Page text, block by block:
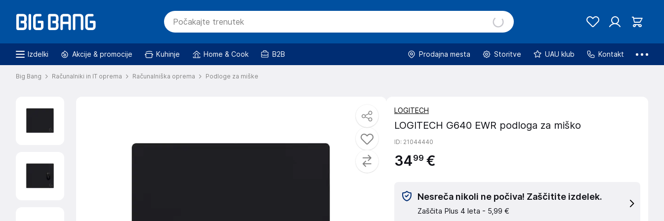
Izdelki Akcije & promocije Kuhinje Home & Cook B2B Prodajna mesta Storitve UAU klub Kontakt
Big Bang Računalniki in IT oprema Računalniška oprema Podloge za miške
LOGITECH
LOGITECH G640 EWR podloga za miško
ID: 21044440
3499 €
Nesreča nikoli ne počiva! Zaščitite izdelek.
Zaščita Plus 4 leta - 5,99 €